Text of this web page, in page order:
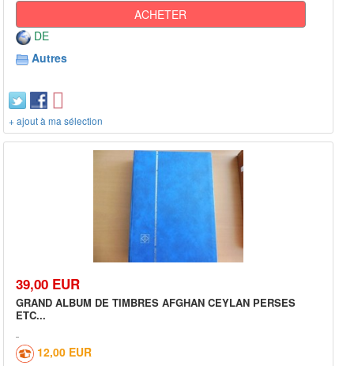
ACHETER
DE
Autres
+ ajout à ma sélection
39,00 EUR
GRAND ALBUM DE TIMBRES AFGHAN CEYLAN PERSES
ETC...
12,00 EUR